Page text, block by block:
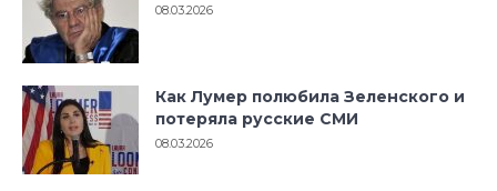
08.03.2026
Как Лумер полюбила Зеленского и
потеряла русские СМИ
08.03.2026